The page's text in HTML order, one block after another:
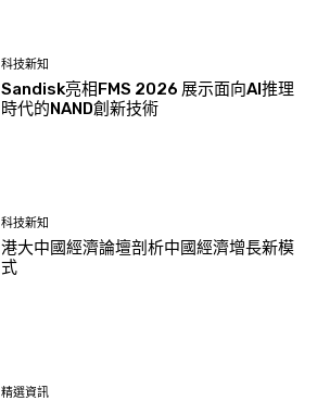
科技新知
Sandisk亮相FMS 2026 展示面向AI推理
時代的NAND創新技術
科技新知
港大中國經濟論壇剖析中國經濟增長新模
式
精選資訊